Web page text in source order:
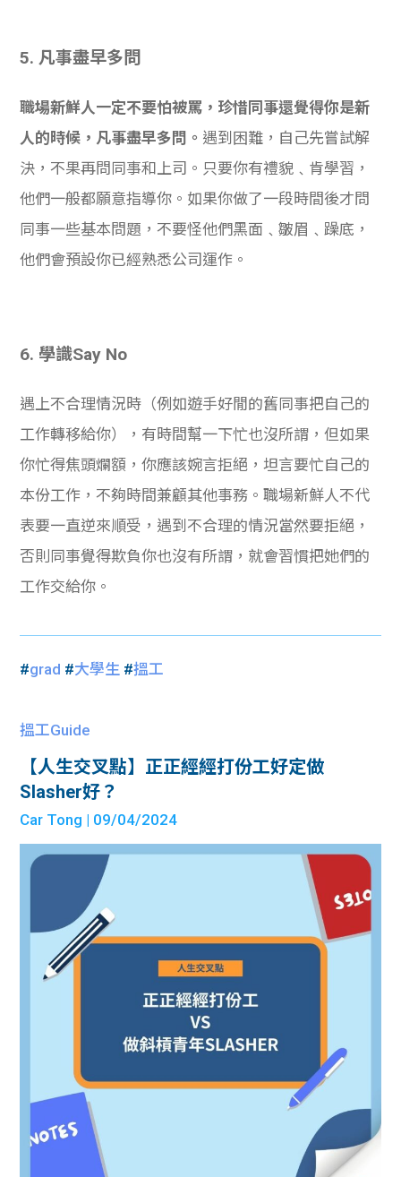
5. 凡事盡早多問
職場新鮮人一定不要怕被罵，珍惜同事還覺得你是新
人的時候，凡事盡早多問。 遇到困難，自己先嘗試解
決，不果再問同事和上司。只要你有禮貌﹑肯學習，
他們一般都願意指導你。如果你做了一段時間後才問
同事一些基本問題，不要怪他們黑面﹑皺眉﹑躁底，
他們會預設你已經熟悉公司運作。
6. 學識Say No
遇上不合理情況時（例如遊手好閒的舊同事把自己的
工作轉移給你），有時間幫一下忙也沒所謂，但如果
你忙得焦頭爛額，你應該婉言拒絕，坦言要忙自己的
本份工作，不夠時間兼顧其他事務。職場新鮮人不代
表要一直逆來順受，遇到不合理的情況當然要拒絕，
否則同事覺得欺負你也沒有所謂，就會習慣把她們的
工作交給你。
#grad #大學生 #搵工
搵工Guide
【人生交叉點】正正經經打份工好定做
Slasher好？
Car Tong | 09/04/2024